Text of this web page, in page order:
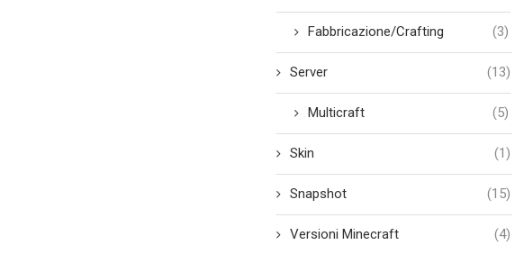
Fabbricazione/Crafting (3)
Server (13)
Multicraft (5)
Skin (1)
Snapshot (15)
Versioni Minecraft (4)